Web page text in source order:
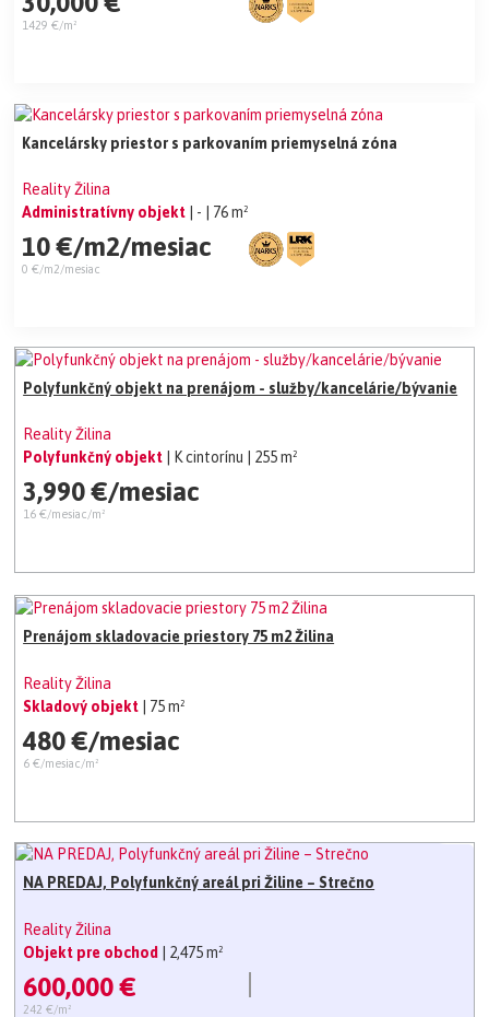
1429 €/m²
Kancelársky priestor s parkovaním priemyselná zóna
Reality Žilina
Administratívny objekt
| - | 76 m²
10 €/m2/mesiac
0 €/m2/mesiac
Polyfunkčný objekt na prenájom - služby/kancelárie/bývanie
Reality Žilina
Polyfunkčný objekt
| K cintorínu | 255 m²
3,990 €/mesiac
16 €/mesiac/m²
Prenájom skladovacie priestory 75 m2 Žilina
Reality Žilina
Skladový objekt
| 75 m²
480 €/mesiac
6 €/mesiac/m²
NA PREDAJ, Polyfunkčný areál pri Žiline – Strečno
Reality Žilina
Objekt pre obchod
| 2,475 m²
600,000 €
242 €/m²